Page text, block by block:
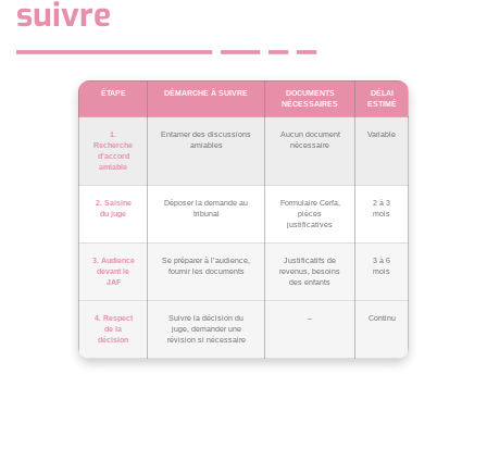
suivre
ÉTAPE DÉMARCHE À SUIVRE
DOCUMENTS
NÉCESSAIRES
DÉLAI
ESTIMÉ
1.
Recherche
d’accord
amiable
Entamer des discussions
amiables
Aucun document
nécessaire
Variable
2. Saisine
du juge
Déposer la demande au
tribunal
Formulaire Cerfa,
pièces
justificatives
2 à 3
mois
3. Audience
devant le
JAF
Se préparer à l’audience,
fournir les documents
Justificatifs de
revenus, besoins
des enfants
3 à 6
mois
4. Respect
de la
décision
Suivre la décision du
juge, demander une
révision si nécessaire
– Continu